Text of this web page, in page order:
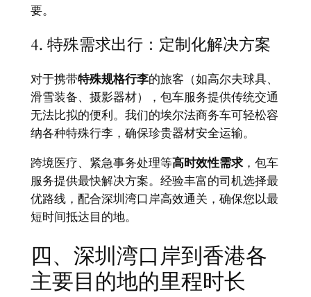
要。
4. 特殊需求出行：定制化解决方案
对于携带特殊规格行李的旅客（如高尔夫球具、
滑雪装备、摄影器材），包车服务提供传统交通
无法比拟的便利。我们的埃尔法商务车可轻松容
纳各种特殊行李，确保珍贵器材安全运输。
跨境医疗、紧急事务处理等高时效性需求，包车
服务提供最快解决方案。经验丰富的司机选择最
优路线，配合深圳湾口岸高效通关，确保您以最
短时间抵达目的地。
四、深圳湾口岸到香港各
主要目的地的里程时长